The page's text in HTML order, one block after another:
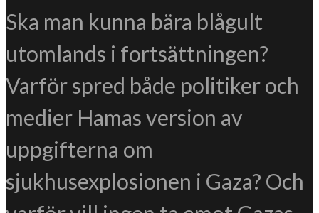
Ska man kunna bära blågult
utomlands i fortsättningen?
Varför spred både politiker och
medier Hamas version av
uppgifterna om
sjukhusexplosionen i Gaza? Och